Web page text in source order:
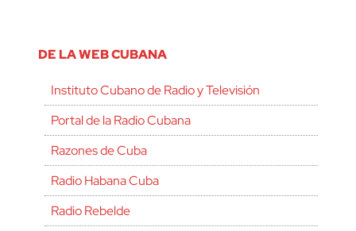
DE LA WEB CUBANA
Instituto Cubano de Radio y Televisión
Portal de la Radio Cubana
Razones de Cuba
Radio Habana Cuba
Radio Rebelde